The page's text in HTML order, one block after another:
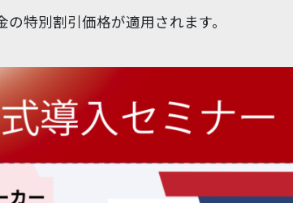
特別割引価格が適用されます。